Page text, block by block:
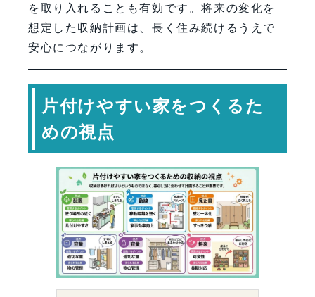
を取り入れることも有効です。将来の変化を
想定した収納計画は、長く住み続けるうえで
安心につながります。
片付けやすい家をつくるた
めの視点